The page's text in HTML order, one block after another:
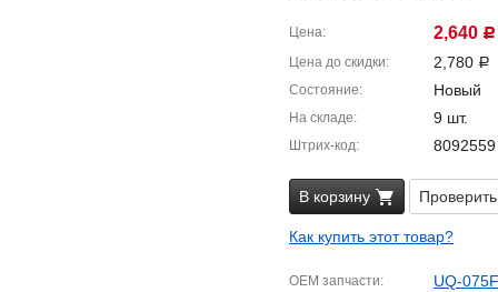
Цена 2,640 Р
Цена до скидки 2,780 Р
Состояние Новый
На складе 9 шт.
Штрих-код 8092559
В корзину
Как купить этот товар?
OEM запчасти
UQ-